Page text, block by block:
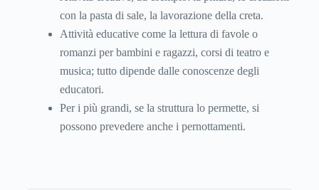
con la pasta di sale, la lavorazione della creta.
Attività educative come la lettura di favole o
romanzi per bambini e ragazzi, corsi di teatro e
musica; tutto dipende dalle conoscenze degli
educatori.
Per i più grandi, se la struttura lo permette, si
possono prevedere anche i pernottamenti.